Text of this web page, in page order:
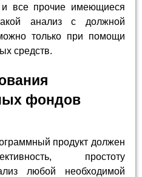
и все прочие имеющиеся
анализ с должной
только при помощи
средств.
фондов
продукт должен
простоту
любой необходимой